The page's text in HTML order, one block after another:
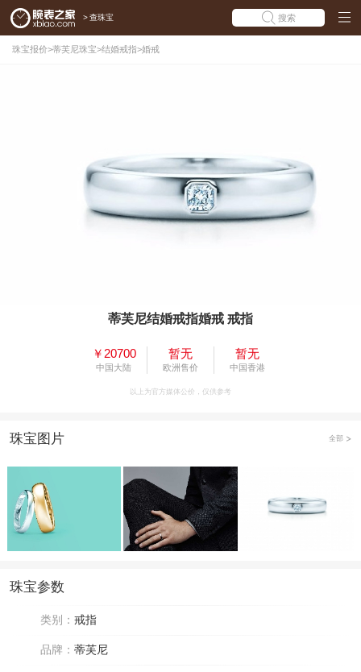
> 查珠宝 搜索
珠宝报价>蒂芙尼珠宝>结婚戒指>婚戒
蒂芙尼结婚戒指婚戒 戒指
￥20700
中国大陆
暂无
欧洲售价
暂无
中国香港
以上为官方媒体公价，仅供参考
珠宝图片 全部
珠宝参数
类别： 戒指
品牌： 蒂芙尼